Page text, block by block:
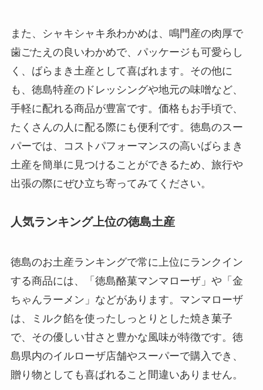
また、シャキシャキ糸わかめは、鳴門産の肉厚で
歯ごたえの良いわかめで、パッケージも可愛らし
く、ばらまき土産として喜ばれます。その他に
も、徳島特産のドレッシングや地元の味噌など、
手軽に配れる商品が豊富です。価格もお手頃で、
たくさんの人に配る際にも便利です。徳島のスー
パーでは、コストパフォーマンスの高いばらまき
土産を簡単に見つけることができるため、旅行や
出張の際にぜひ立ち寄ってみてください。
人気ランキング上位の徳島土産
徳島のお土産ランキングで常に上位にランクイン
する商品には、「徳島酪菓マンマローザ」や「金
ちゃんラーメン」などがあります。マンマローザ
は、ミルク餡を使ったしっとりとした焼き菓子
で、その優しい甘さと豊かな風味が特徴です。徳
島県内のイルローザ店舗やスーパーで購入でき、
贈り物としても喜ばれること間違いありません。